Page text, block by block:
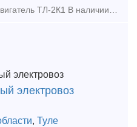
Продадим Тяговый Электродвигатель ТЛ-2К1 В наличии несколько штук. Сняты с рабочей машины.
электровоз
, Туле